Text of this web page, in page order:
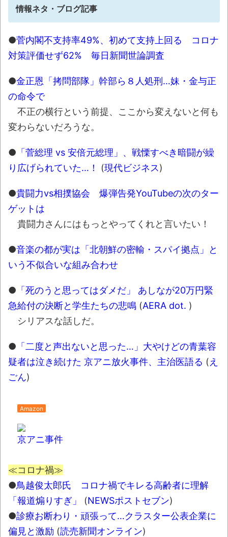
被告(19)に無期懲役の判決
ウード&ギターで奏でるFF5「古代図書
館」！NEW!
レトロパソコンの雑誌掲載プログラムリス
しい。
積水ハウス「地面師に55億円騙し取られ
た…」 ワイ「はえーかわいそう…会社滅茶苦茶
やろなぁ」
「これで11万取られたの!?」あるX民が玄関
ドアノブの修理を頼んだら…とんでもない事に
「題名のない音楽会」ゲーム音楽批判から
36年 ～因果な逆転劇～
50歳になりました
凡庸な悪
お前らの身体の悩み教えてくれ
『FF15』が発売10周年！ノクティスフィギ
ュアなどが当たる記念くじが登場です
みんななんだかんだ言ってお金持ってんじ
ゃん
「アメリカのヤンキーがアジア人にケンカ
を売った結果ｗｗｗ」 ほか
映画ちいかわ観に行ったので感想を書きま
す(若干ネタバレあり) 26/07/25
マケイン9巻＆アニメ公式ガイド感想
独学で挑んだ2026年二級建築士学科試験結
果速報（仮）
体験談：仕事で同じビルの中に入っている
グループ会社の嫁子 [ほのぼの]
葉月つばさちゃん、昔から見てるんだけど
情報ネタ・ブログ記事
●菅内閣不支持率49%、初めて支持上回る コロナ
対策評価せず62% 毎日新聞世論調査
●金正恩「拷問部隊」幹部ら８人処刑…妹・金与正
の命令で
不正の横行という前提、ここから変えないと何も
変わらないだろうな。
● 「菅総理 vs 安倍元総理」、戦慄すべき暗闘が繰
り広げられていた…！
(現代ビジネス)
●貴闘力vs相撲協会 爆弾告発YouTubeの次のター
ゲットは
貴闘力さんにはもっとやってくれと言いたい！
●音楽の都が実は「北朝鮮の密輸・スパイ拠点」と
いう不似合いな組み合わせ
● 「死のうと思ってはダメだ」 あしなが20万円緊
急給付の決断と学生たちの悲鳴 (AERA dot. )
シリアスな話しだ。
● 「二度と声出ないと思った…」大やけどの青葉容
疑者は泣き続けた 京アニ放火事件、主治医語る (え
ごん)
Amazon
京アニ事件
≪コロナ禍≫
●鳥越俊太郎氏 コロナ禍でキレる高齢者に理解
「報道煽りすぎ」
(NEWSポストセブン)
●診療お断わり・頑張って…クラスター公表企業に
偏見と激励 (読売新聞オンライン)